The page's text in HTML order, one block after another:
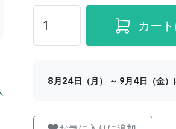
カー
8月24日（月） ～ 9月4日（金）